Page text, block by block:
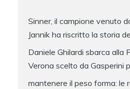
Sinner, il campione venuto
Jannik ha riscritto la storia
Daniele Ghilardi sbarca alla
Verona scelto da Gasperini
mantenere il peso forma: le